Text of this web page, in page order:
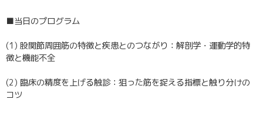
■当日のプログラム
(1) 股関節周囲筋の特徴と疾患とのつながり：解剖学・運動学的特
徴と機能不全
(2) 臨床の精度を上げる触診：狙った筋を捉える指標と触り分けの
コツ